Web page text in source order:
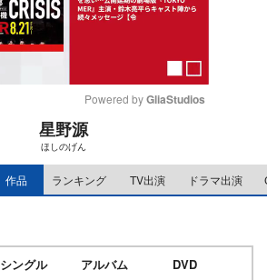
e
Powered by GliaStudios
星野源
ほしのげん
作品 ランキング TV出演 ドラマ出演
シングル アルバム
DVD